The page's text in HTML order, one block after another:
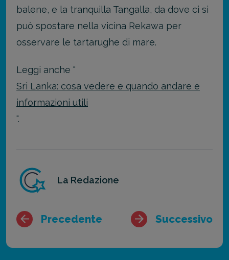
balene, e la tranquilla Tangalla, da dove ci si
può spostare nella vicina Rekawa per
osservare le tartarughe di mare.
Leggi anche "
Sri Lanka: cosa vedere e quando andare e
informazioni utili
".
La Redazione
Precedente Successivo